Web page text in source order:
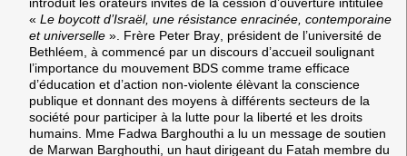
« Le boycott d’Israël, une résistance enracinée, contemporaine
et universelle ». Frère Peter Bray , président de l’université de
Bethléem, à commencé par un discours d’accueil soulignant
l’importance du mouvement BDS comme trame efficace
d’éducation et d’action non-violente élèvant la conscience
publique et donnant des moyens à différents secteurs de la
société pour participer à la lutte pour la liberté et les droits
humains. Mme Fadwa Barghouthi a lu un message de soutien
de Marwan Barghouthi , un haut dirigeant du Fatah membre du